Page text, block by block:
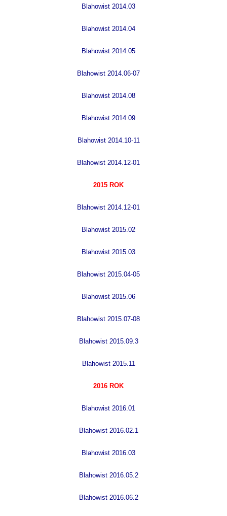
B lahowist 2014.03
B lahowist 2014.04
Blahowist 2014.05
B lahowist 2014.06-07
Blahowist 2014.08
B lahowist 2014.09
B lahowist 2014.10-11
B lahowist 2014.12-01
2015 ROK
B lahowist 2014.12-01
B lahowist 2015.02
B lahowist 2015.03
B lahowist 2015.04-05
B lahowist 2015.06
B lahowist 2015.07-08
B lahowist 2015.09.3
Blahowist 2015.11
2016 ROK
B lahowist 2016.01
B lahowist 2016.02.1
Bl ahowist 2016.03
B lahowist 2016.05.2
Blahowist 2016.06.2